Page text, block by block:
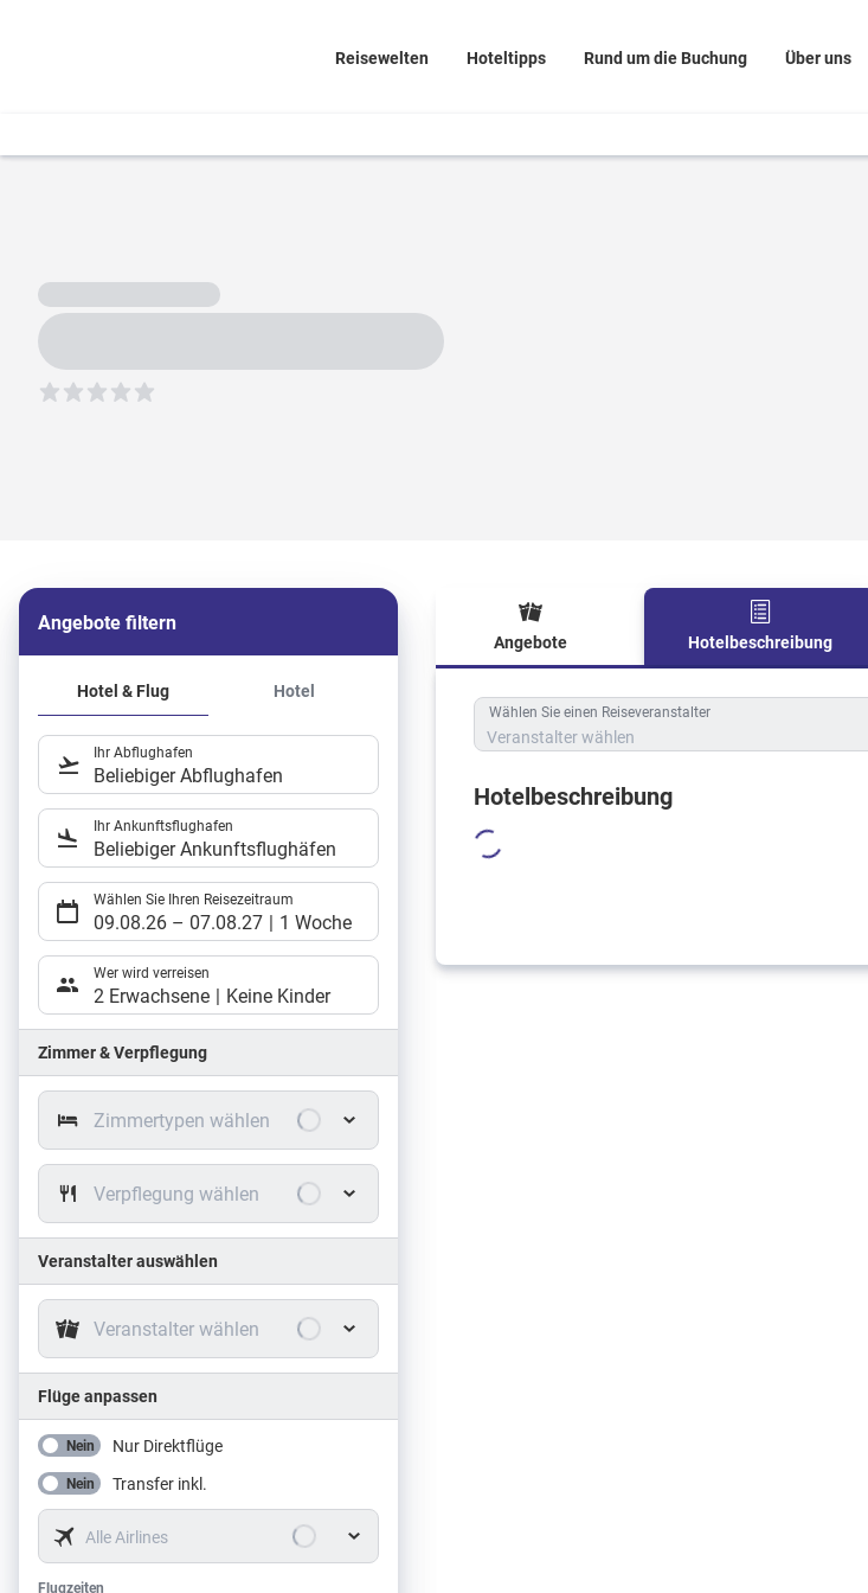
Reisewelten Hoteltipps Rund um die Buchung Über uns
5
Angebote filtern
Hotel & Flug Hotel
Ihr Abflughafen
Beliebiger Abflughafen
Ihr Ankunftsflughafen
Beliebiger Ankunftsflughäfen
Wählen Sie Ihren Reisezeitraum
09.08.26 – 07.08.27 1 Woche
Wer wird verreisen
2 Erwachsene Keine Kinder
Zimmer & Verpflegung
Zimmertypen wählen
Verpflegung wählen
Veranstalter auswählen
Veranstalter wählen
Flüge anpassen
Nein Nur Direktflüge
Nein Transfer inkl.
Alle Airlines
Flugzeiten
Flugzeiten
Angebote Hotelbeschreibung
Hotelbeschreibung
Wählen Sie einen Reiseveranstalter
Veranstalter wählen
Hotelbeschreibung